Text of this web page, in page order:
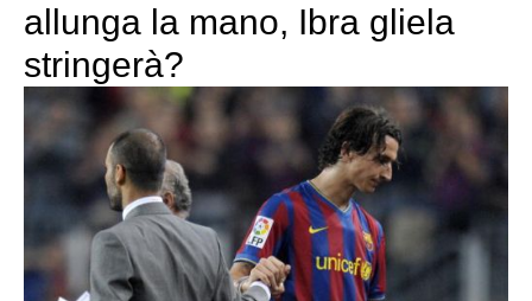
allunga la mano, Ibra gliela
stringerà?